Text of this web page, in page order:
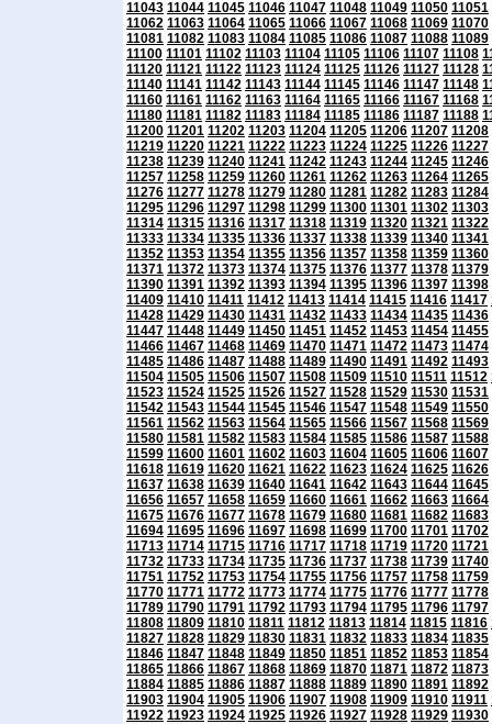
11043 11044 11045 11046 11047 11048 11049 11050 11051
11062 11063 11064 11065 11066 11067 11068 11069 11070
11081 11082 11083 11084 11085 11086 11087 11088 11089
11100 11101 11102 11103 11104 11105 11106 11107 11108
11120 11121 11122 11123 11124 11125 11126 11127 11128
11140 11141 11142 11143 11144 11145 11146 11147 11148
11160 11161 11162 11163 11164 11165 11166 11167 11168
11180 11181 11182 11183 11184 11185 11186 11187 11188
11200 11201 11202 11203 11204 11205 11206 11207 11208
11219 11220 11221 11222 11223 11224 11225 11226 11227
11238 11239 11240 11241 11242 11243 11244 11245 11246
11257 11258 11259 11260 11261 11262 11263 11264 11265
11276 11277 11278 11279 11280 11281 11282 11283 11284
11295 11296 11297 11298 11299 11300 11301 11302 11303
11314 11315 11316 11317 11318 11319 11320 11321 11322
11333 11334 11335 11336 11337 11338 11339 11340 11341
11352 11353 11354 11355 11356 11357 11358 11359 11360
11371 11372 11373 11374 11375 11376 11377 11378 11379
11390 11391 11392 11393 11394 11395 11396 11397 11398
11409 11410 11411 11412 11413 11414 11415 11416 11417
11428 11429 11430 11431 11432 11433 11434 11435 11436
11447 11448 11449 11450 11451 11452 11453 11454 11455
11466 11467 11468 11469 11470 11471 11472 11473 11474
11485 11486 11487 11488 11489 11490 11491 11492 11493
11504 11505 11506 11507 11508 11509 11510 11511 11512
11523 11524 11525 11526 11527 11528 11529 11530 11531
11542 11543 11544 11545 11546 11547 11548 11549 11550
11561 11562 11563 11564 11565 11566 11567 11568 11569
11580 11581 11582 11583 11584 11585 11586 11587 11588
11599 11600 11601 11602 11603 11604 11605 11606 11607
11618 11619 11620 11621 11622 11623 11624 11625 11626
11637 11638 11639 11640 11641 11642 11643 11644 11645
11656 11657 11658 11659 11660 11661 11662 11663 11664
11675 11676 11677 11678 11679 11680 11681 11682 11683
11694 11695 11696 11697 11698 11699 11700 11701 11702
11713 11714 11715 11716 11717 11718 11719 11720 11721
11732 11733 11734 11735 11736 11737 11738 11739 11740
11751 11752 11753 11754 11755 11756 11757 11758 11759
11770 11771 11772 11773 11774 11775 11776 11777 11778
11789 11790 11791 11792 11793 11794 11795 11796 11797
11808 11809 11810 11811 11812 11813 11814 11815 11816
11827 11828 11829 11830 11831 11832 11833 11834 11835
11846 11847 11848 11849 11850 11851 11852 11853 11854
11865 11866 11867 11868 11869 11870 11871 11872 11873
11884 11885 11886 11887 11888 11889 11890 11891 11892
11903 11904 11905 11906 11907 11908 11909 11910 11911
11922 11923 11924 11925 11926 11927 11928 11929 11930